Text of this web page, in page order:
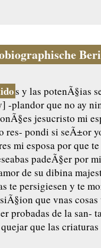
s y las potenÃ§ias
-plandor que no ay
jesucristo mi
pondi si seÃ±or
mi esposa por que
padeÃ§er por
de su dibina
te persigiesen y te
que vnas
probadas de la san-
que las